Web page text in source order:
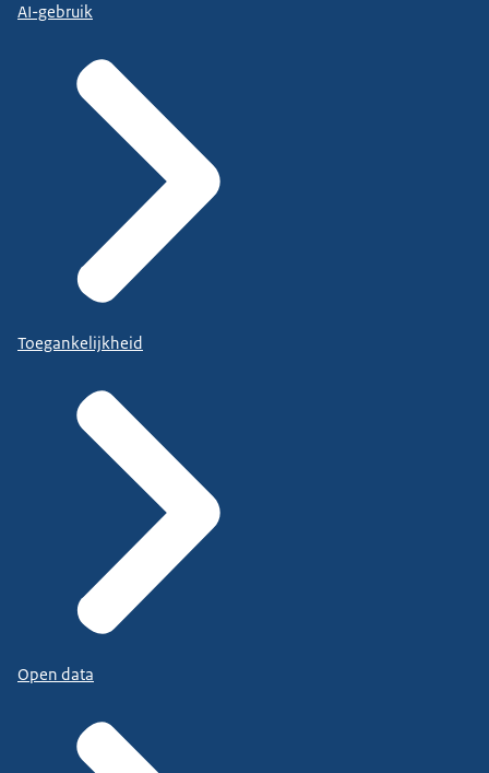
AI-gebruik
Toegankelijkheid
Open data